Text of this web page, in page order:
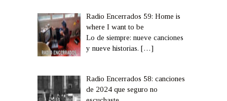
Radio Encerrados 59: Home is
where I want to be
Lo de siempre: nueve canciones
y nueve historias.[…]
Radio Encerrados 58: canciones
de 2024 que seguro no